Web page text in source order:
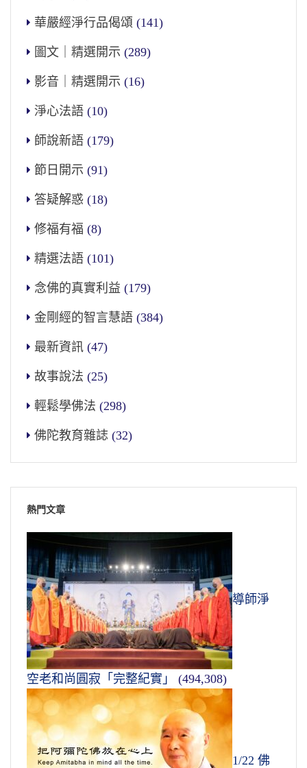
華嚴經淨行品偈頌 (141)
圖文｜精選開示 (289)
影音｜精選開示 (16)
淨心法語 (10)
師說新語 (179)
節日開示 (91)
答疑解惑 (18)
修福有福 (8)
精選法語 (101)
念佛的真實利益 (179)
金剛經的智言慧語 (384)
最新資訊 (47)
故事說法 (25)
輕鬆學佛法 (298)
佛陀教育雜誌 (32)
熱門文章
導師淨
空老和尚圓寂「完整紀實」 (494,308)
1/22 佛